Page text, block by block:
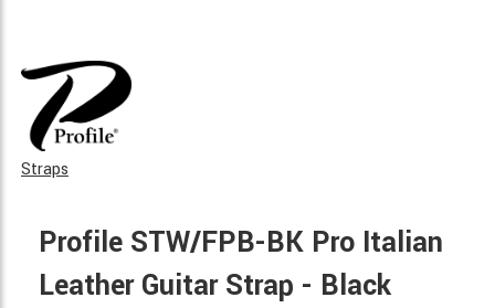
Straps
Profile STW/FPB-BK Pro Italian
Leather Guitar Strap - Black